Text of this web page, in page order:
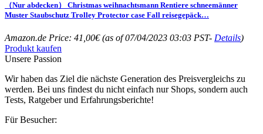
（Nur abdecken） Christmas weihnachtsmann Rentiere schneemänner
Muster Staubschutz Trolley Protector case Fall reisegepäck…
Amazon.de Price: 41,00€(as of 07/04/2023 03:03 PST- Details)
Produkt kaufen
Unsere Passion
Wir haben das Ziel die nächste Generation des Preisvergleichs zu
werden. Bei uns findest du nicht einfach nur Shops, sondern auch
Tests, Ratgeber und Erfahrungsberichte!
Für Besucher: